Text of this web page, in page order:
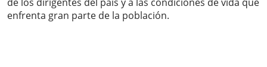
enfrenta gran parte de la población.